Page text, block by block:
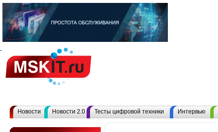
Новости Новости 2.0 Тесты цифровой техники Интервью